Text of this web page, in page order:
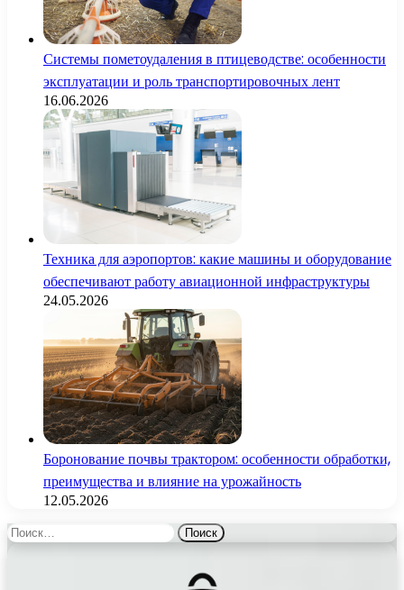
Системы пометоудаления в птицеводстве: особенности
эксплуатации и роль транспортировочных лент
16.06.2026
Техника для аэропортов: какие машины и оборудование
обеспечивают работу авиационной инфраструктуры
24.05.2026
Боронование почвы трактором: особенности обработки,
преимущества и влияние на урожайность
12.05.2026
Найти: